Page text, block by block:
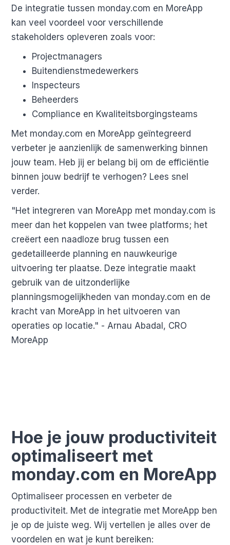
De integratie tussen monday.com en MoreApp
kan veel voordeel voor verschillende
stakeholders opleveren zoals voor:
Projectmanagers
Buitendienstmedewerkers
Inspecteurs
Beheerders
Compliance en Kwaliteitsborgingsteams
Met monday.com en MoreApp geïntegreerd
verbeter je aanzienlijk de samenwerking binnen
jouw team. Heb jij er belang bij om de efficiëntie
binnen jouw bedrijf te verhogen? Lees snel
verder.
"Het integreren van MoreApp met monday.com is
meer dan het koppelen van twee platforms; het
creëert een naadloze brug tussen een
gedetailleerde planning en nauwkeurige
uitvoering ter plaatse. Deze integratie maakt
gebruik van de uitzonderlijke
planningsmogelijkheden van monday.com en de
kracht van MoreApp in het uitvoeren van
operaties op locatie." - Arnau Abadal, CRO
MoreApp
Hoe je jouw productiviteit
optimaliseert met
monday.com en MoreApp
Optimaliseer processen en verbeter de
productiviteit. Met de integratie met MoreApp ben
je op de juiste weg. Wij vertellen je alles over de
voordelen en wat je kunt bereiken: